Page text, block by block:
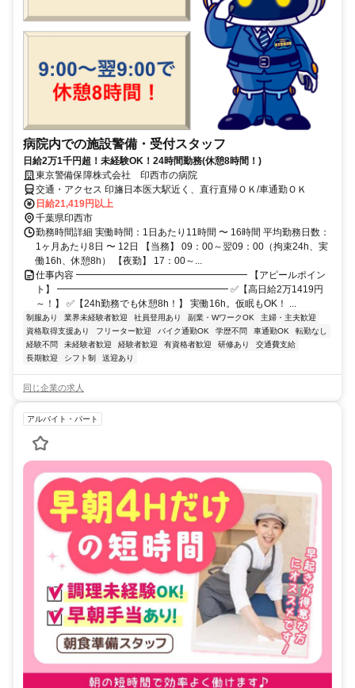
病院内での施設警備・受付スタッフ
日給2万1千円超！未経験OK！24時間勤務(休憩8時間！)
東京警備保障株式会社 印西市の病院
交通・アクセス 印旛日本医大駅近く、直行直帰ＯＫ/車通勤ＯＫ
日給21,419円以上
千葉県印西市
勤務時間詳細 実働時間：1日あたり11時間 〜 16時間 平均勤務日数：
1ヶ月あたり8日 〜 12日 【当務】 09：00～翌09：00（拘束24h、実
働16h、休憩8h） 【夜勤】 17：00～...
仕事内容 ━━━━━━━━━━━━━━━━━━ 【アピールポイン
ト】 ━━━━━━━━━━━━━━━━━━ ✅【高日給2万1419円
～！】 ✅【24h勤務でも休憩8h！】 実働16h。仮眠もOK！ ...
制服あり 業界未経験者歓迎 社員登用あり 副業・WワークOK
主婦・主夫歓迎
資格取得支援あり
フリーター歓迎 バイク通勤OK 学歴不問 車通勤OK
転勤なし
経験不問
未経験者歓迎 経験者歓迎 有資格者歓迎 研修あり
交通費支給
長期歓迎
シフト制 送迎あり
同じ企業の求人
アルバイト・パート